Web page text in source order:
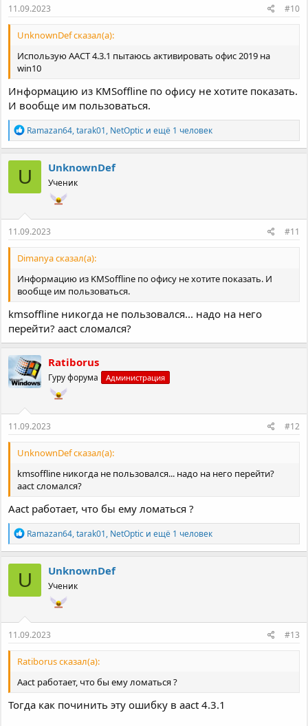
11.09.2023 #10
UnknownDef сказал(а):
Использую AACT 4.3.1 пытаюсь активировать офис 2019 на
win10
Информацию из KMSoffline по офису не хотите показать.
И вообще им пользоваться.
Р
е
а
к
ц
и
и
Ramazan64,tarak01, NetOptic и ещё 1 человек
U UnknownDef
Ученик
11.09.2023 #11
Dimanya сказал(а):
Информацию из KMSoffline по офису не хотите показать. И
вообще им пользоваться.
kmsoffline никогда не пользовался... надо на него
перейти? aact сломался?
Ratiborus
Гуру форума Администрация
11.09.2023 #12
UnknownDef сказал(а):
kmsoffline никогда не пользовался... надо на него перейти?
aact сломался?
Aact работает, что бы ему ломаться ?
Р
е
а
к
ц
и
и
Ramazan64,tarak01, NetOptic и ещё 1 человек
U UnknownDef
Ученик
11.09.2023 #13
Ratiborus сказал(а):
Aact работает, что бы ему ломаться ?
Тогда как починить эту ошибку в aact 4.3.1